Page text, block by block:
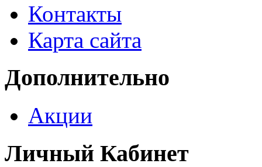
Контакты
Карта сайта
Дополнительно
Акции
Личный Кабинет